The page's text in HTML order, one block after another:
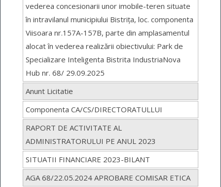
vederea concesionarii unor imobile-teren situate
în intravilanul municipiului Bistrița, loc. componenta
Viisoara nr.157A-157B, parte din amplasamentul
alocat în vederea realizării obiectivului: Park de
Specializare Inteligenta Bistrita IndustriaNova
Hub nr. 68/ 29.09.2025
Anunt Licitatie
Componenta CA/CS/DIRECTORATULLUI
RAPORT DE ACTIVITATE AL
ADMINISTRATORULUI PE ANUL 2023
SITUATII FINANCIARE 2023-BILANT
AGA 68/22.05.2024 APROBARE COMISAR ETICA